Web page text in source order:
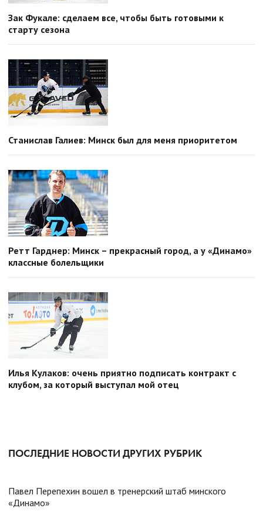
Зак Фукале: сделаем все, чтобы быть готовыми к
старту сезона
Станислав Галиев: Минск был для меня приоритетом
Ретт Гарднер: Минск – прекрасный город, а у «Динамо»
классные болельщики
Илья Кулаков: очень приятно подписать контракт с
клубом, за который выступал мой отец
ПОСЛЕДНИЕ НОВОСТИ ДРУГИХ РУБРИК
Павел Перепехин вошел в тренерский штаб минского
«Динамо»